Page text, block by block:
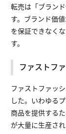
転売は「ブラン
す。ブランド価
を保証できなく
す。
ファストフ
ファストファッ
した。いわゆる
商品を提供する
が大量に生産さ